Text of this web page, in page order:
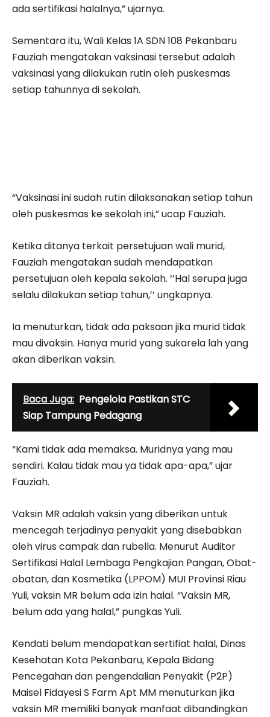
ada sertifikasi halalnya,” ujarnya.
Sementara itu, Wali Kelas 1A SDN 108 Pekanbaru
Fauziah mengatakan vaksinasi tersebut adalah
vaksinasi yang dilakukan rutin oleh puskesmas
setiap tahunnya di sekolah.
“Vaksinasi ini sudah rutin dilaksanakan setiap tahun
oleh puskesmas ke sekolah ini,” ucap Fauziah.
Ketika ditanya terkait persetujuan wali murid,
Fauziah mengatakan sudah mendapatkan
persetujuan oleh kepala sekolah. ‘’Hal serupa juga
selalu dilakukan setiap tahun,’’ ungkapnya.
Ia menuturkan, tidak ada paksaan jika murid tidak
mau divaksin. Hanya murid yang sukarela lah yang
akan diberikan vaksin.
Baca Juga: Pengelola Pastikan STC
Siap Tampung Pedagang
“Kami tidak ada memaksa. Muridnya yang mau
sendiri. Kalau tidak mau ya tidak apa-apa,” ujar
Fauziah.
Vaksin MR adalah vaksin yang diberikan untuk
mencegah terjadinya penyakit yang disebabkan
oleh virus campak dan rubella. Menurut Auditor
Sertifikasi Halal Lembaga Pengkajian Pangan, Obat-
obatan, dan Kosmetika (LPPOM) MUI Provinsi Riau
Yuli, vaksin MR belum ada izin halal. “Vaksin MR,
belum ada yang halal,” pungkas Yuli.
Kendati belum mendapatkan sertifiat halal, Dinas
Kesehatan Kota Pekanbaru, Kepala Bidang
Pencegahan dan pengendalian Penyakit (P2P)
Maisel Fidayesi S Farm Apt MM menuturkan jika
vaksin MR memiliki banyak manfaat dibandingkan